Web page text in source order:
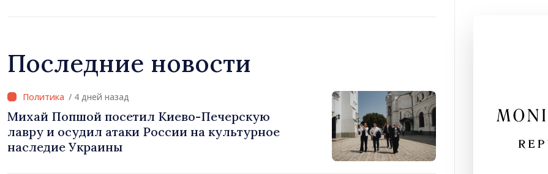
Последние новости
/ 4 дней назад
Михай Попшой посетил Киево-Печерскую
лавру и осудил атаки России на культурное
наследие Украины